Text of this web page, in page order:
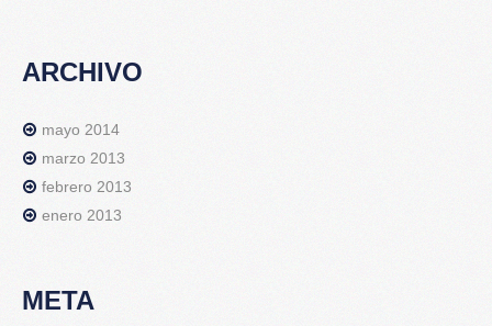
ARCHIVO
mayo 2014
marzo 2013
febrero 2013
enero 2013
META